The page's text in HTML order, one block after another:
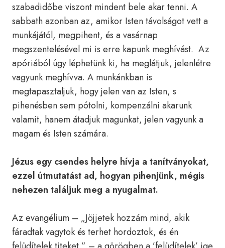
szabadidőbe viszont mindent bele akar tenni. A
sabbath azonban az, amikor Isten távolságot vett a
munkájától, megpihent, és a vasárnap
megszentelésével mi is erre kapunk meghívást. Az
apóriából úgy léphetünk ki, ha meglátjuk, jelenlétre
vagyunk meghívva. A munkánkban is
megtapasztaljuk, hogy jelen van az Isten, s
pihenésben sem pótolni, kompenzálni akarunk
valamit, hanem átadjuk magunkat, jelen vagyunk a
magam és Isten számára.
Jézus egy csendes helyre hívja a tanítványokat,
ezzel útmutatást ad, hogyan pihenjünk, mégis
nehezen találjuk meg a nyugalmat.
Az evangélium – „Jöjjetek hozzám mind, akik
fáradtak vagytok és terhet hordoztok, és én